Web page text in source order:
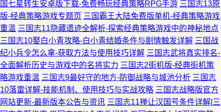
国七星转生安卓版下载-免费畅玩经典策略RPG手游 三国志13原
版-经典策略游戏专题页 三国霸王大陆免费版单机-经典策略游戏
重温 三国志11隐藏遗迹全解析-探索经典策略游戏中的神秘地点
三国志10娶白小青攻略-白小青结婚条件与剧情触发详解 三国战
纪小兵令怎么拿-获取方法与使用技巧详解 三国志武将真实排名-
全面解析历史与游戏中的名将实力 三国志2街机版-经典街机策
略游戏重温 三国志9最好守的地方-防御战略与城池分析 三国志
10落雷详解-技能机制、使用技巧与实战攻略 三国志战略版官方
网站更新-最新版本公告与资讯 三国志11禅让汉国号条件详解|三